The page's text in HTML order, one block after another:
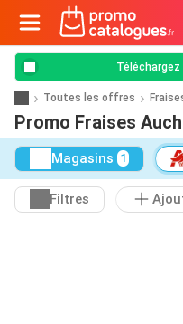
Toutes les offres
Promo Fraises
Magasins 1
Filtres